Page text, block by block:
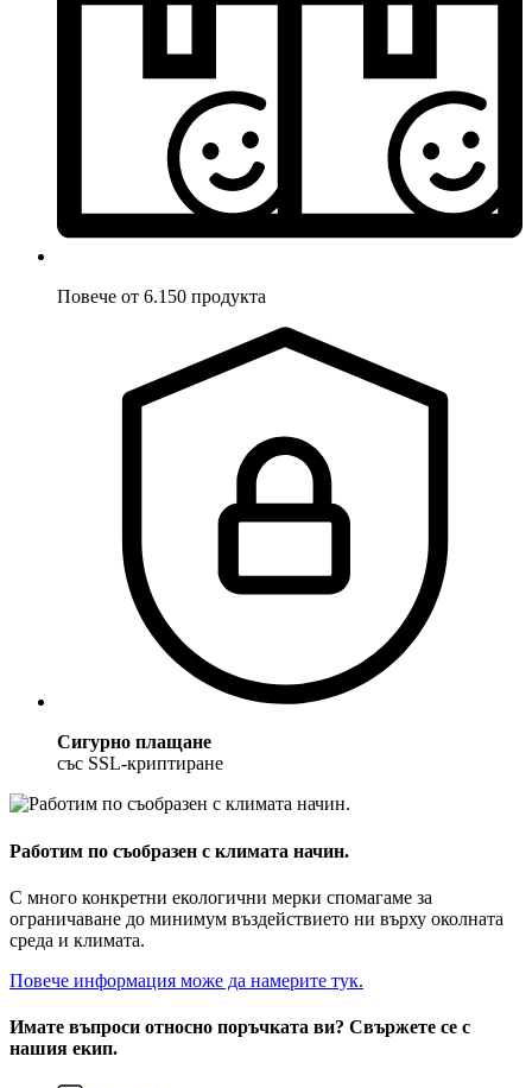
Повече от 6.150 продукта
Сигурно плащане
със SSL-криптиране
Работим по съобразен с климата начин.
С много конкретни екологични мерки спомагаме за
ограничаване до минимум въздействието ни върху околната
среда и климата.
Повече информация може да намерите тук.
Имате въпроси относно поръчката ви? Свържете се с
нашия екип.